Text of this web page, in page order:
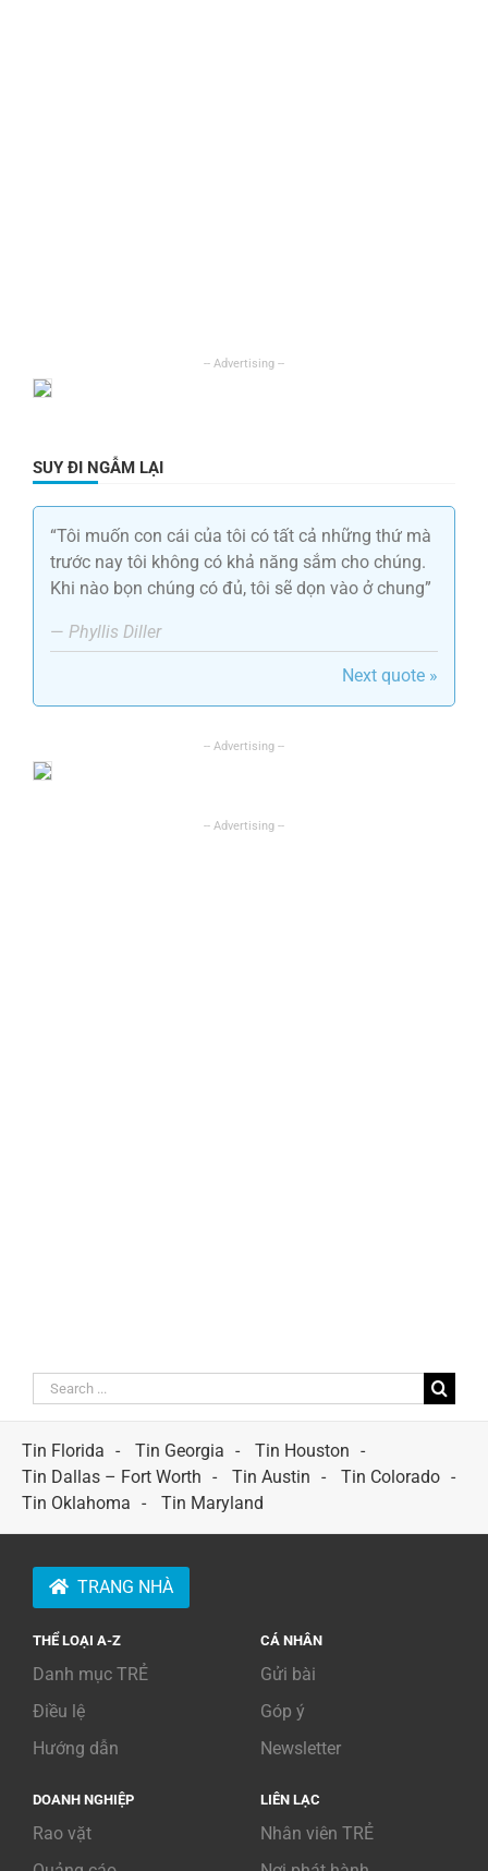
SUY ĐI NGẪM LẠI
“Tôi muốn con cái của tôi có tất cả những thứ mà
trước nay tôi không có khả năng sắm cho chúng.
Khi nào bọn chúng có đủ, tôi sẽ dọn vào ở chung”
— Phyllis Diller
Next quote »
Search
for:
Tin Florida
Tin Georgia
Tin Houston
Tin Dallas – Fort Worth
Tin Austin
Tin Colorado
Tin Oklahoma
Tin Maryland
TRANG NHÀ
THỂ LOẠI A-Z
Danh mục TRẺ
Điều lệ
Hướng dẫn
CÁ NHÂN
Gửi bài
Góp ý
Newsletter
DOANH NGHIỆP
Rao vặt
LIÊN LẠC
Nhân viên TRẺ